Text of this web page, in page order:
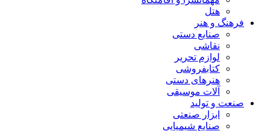
هتل
فرهنگ و هنر
صنایع دستی
نقاشی
لوازم تحریر
کتابفروشی
هنرهای دستی
آلات موسیقی
صنعت و تولید
ابزار صنعتی
صنایع شیمیایی